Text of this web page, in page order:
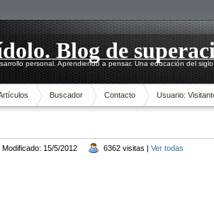
Blog de
personal. Aprendiendo a pensar. Una educación del
Buscador Contacto Usuario:
15/5/2012 6362 visitas | Ver todas